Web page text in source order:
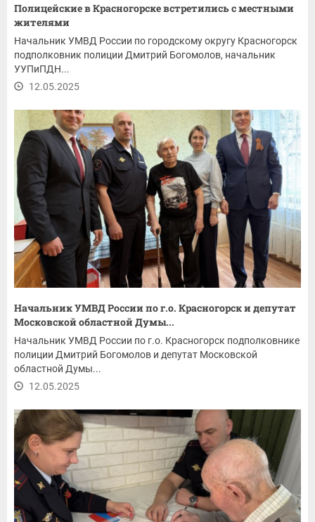
Полицейские в Красногорске встретились с местными
жителями
Начальник УМВД России по городскому округу Красногорск
подполковник полиции Дмитрий Богомолов, начальник
УУПиПДН...
12.05.2025
Начальник УМВД России по г.о. Красногорск и депутат
Московской областной Думы...
Начальник УМВД России по г.о. Красногорск подполковнике
полиции Дмитрий Богомолов и депутат Московской
областной Думы...
12.05.2025